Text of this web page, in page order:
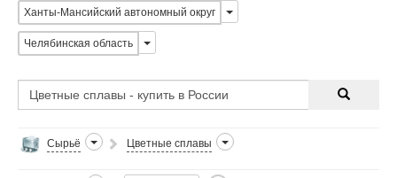
Ханты-Мансийский автономный округ
Челябинская область
Сырьё Цветные сплавы